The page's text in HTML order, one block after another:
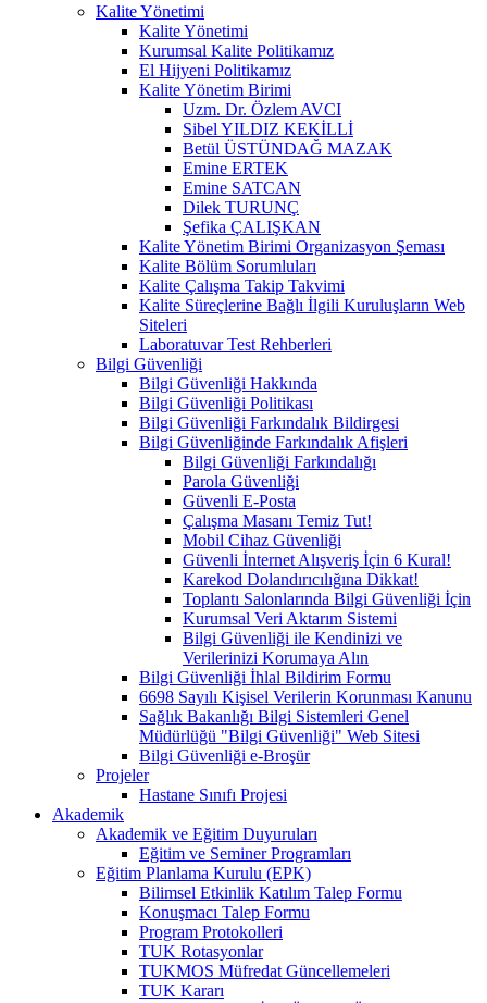
Kalite Yönetimi
Kalite Yönetimi
Kurumsal Kalite Politikamız
El Hijyeni Politikamız
Kalite Yönetim Birimi
Uzm. Dr. Özlem AVCI
Sibel YILDIZ KEKİLLİ
Betül ÜSTÜNDAĞ MAZAK
Emine ERTEK
Emine SATCAN
Dilek TURUNÇ
Şefika ÇALIŞKAN
Kalite Yönetim Birimi Organizasyon Şeması
Kalite Bölüm Sorumluları
Kalite Çalışma Takip Takvimi
Kalite Süreçlerine Bağlı İlgili Kuruluşların Web
Siteleri
Laboratuvar Test Rehberleri
Bilgi Güvenliği
Bilgi Güvenliği Hakkında
Bilgi Güvenliği Politikası
Bilgi Güvenliği Farkındalık Bildirgesi
Bilgi Güvenliğinde Farkındalık Afişleri
Bilgi Güvenliği Farkındalığı
Parola Güvenliği
Güvenli E-Posta
Çalışma Masanı Temiz Tut!
Mobil Cihaz Güvenliği
Güvenli İnternet Alışveriş İçin 6 Kural!
Karekod Dolandırıcılığına Dikkat!
Toplantı Salonlarında Bilgi Güvenliği İçin
Kurumsal Veri Aktarım Sistemi
Bilgi Güvenliği ile Kendinizi ve
Verilerinizi Korumaya Alın
Bilgi Güvenliği İhlal Bildirim Formu
6698 Sayılı Kişisel Verilerin Korunması Kanunu
Sağlık Bakanlığı Bilgi Sistemleri Genel
Müdürlüğü "Bilgi Güvenliği" Web Sitesi
Bilgi Güvenliği e-Broşür
Projeler
Hastane Sınıfı Projesi
Akademik
Akademik ve Eğitim Duyuruları
Eğitim ve Seminer Programları
Eğitim Planlama Kurulu (EPK)
Bilimsel Etkinlik Katılım Talep Formu
Konuşmacı Talep Formu
Program Protokolleri
TUK Rotasyonlar
TUKMOS Müfredat Güncellemeleri
TUK Kararı